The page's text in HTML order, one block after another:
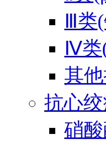
Ⅲ类
Ⅳ类
其
抗心
硝